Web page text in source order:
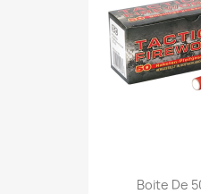
Boite De